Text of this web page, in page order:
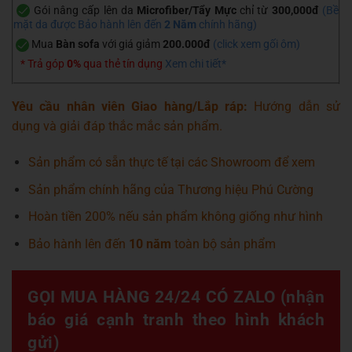
Gói nâng cấp lên da Microfiber/Tẩy Mựcchỉ từ 300,000đ (Bề
mặt da được Bảo hành lên đến 2 Năm chính hãng)
Mua Bàn sofa với giá giảm 200.000đ (click xem gối ôm)
* Trả góp 0% qua thẻ tín dụng Xem chi tiết*
Yêu cầu nhân viên Giao hàng/Lắp ráp:
Hướng dẫn sử
dụng và giải đáp thắc mắc sản phẩm.
Sản phẩm có sẵn thực tế tại các Showroom để xem
Sản phẩm chính hãng của Thương hiệu Phú Cường
Hoàn tiền 200% nếu sản phẩm không giống như hình
Bảo hành lên đến 10 năm toàn bộ sản phẩm
GỌI MUA HÀNG 24/24 CÓ ZALO (nhận
báo giá cạnh tranh theo hình khách
gửi)